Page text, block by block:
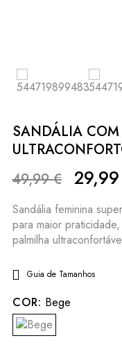
SANDÁLIA
49,99€ 29,99
Sandália feminina
para maior
palmilha
Guia de Tamanhos
COR: Bege